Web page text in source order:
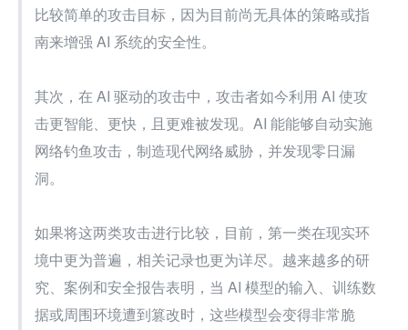
比较简单的攻击目标，因为目前尚无具体的策略或指
南来增强 AI 系统的安全性。
其次，在 AI 驱动的攻击中，攻击者如今利用 AI 使攻
击更智能、更快，且更难被发现。AI 能能够自动实施
网络钓鱼攻击，制造现代网络威胁，并发现零日漏
洞。
如果将这两类攻击进行比较，目前，第一类在现实环
境中更为普遍，相关记录也更为详尽。越来越多的研
究、案例和安全报告表明，当 AI 模型的输入、训练数
据或周围环境遭到篡改时，这些模型会变得非常脆